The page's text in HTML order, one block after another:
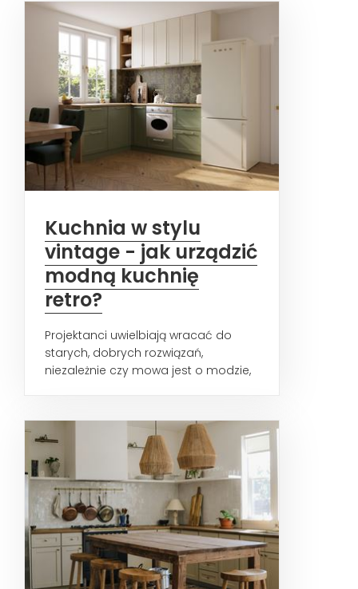
Kuchnia w stylu
vintage - jak urządzić
modną kuchnię
retro?
Projektanci uwielbiają wracać do
starych, dobrych rozwiązań,
niezależnie czy mowa jest o modzie,